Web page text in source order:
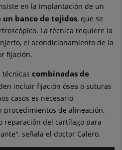
en la implantación de un
banco de tejidos, que se
La técnica requiere la
el acondicionamiento de la
fijación.
combinadas de
incluir fijación ósea o suturas
casos es necesario
procedimientos de alineación,
reparación del cartílago para
señala el doctor Calero.